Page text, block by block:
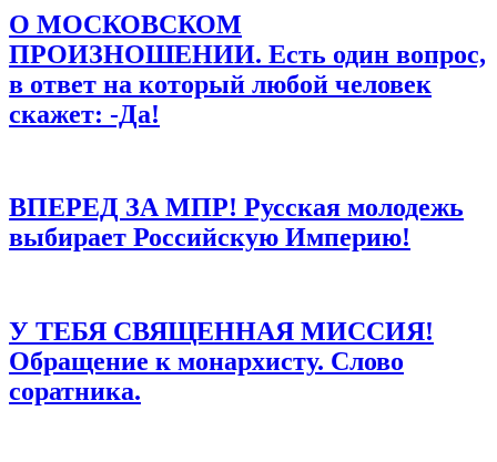
Сайт
Сохранить моё имя, email и адрес сайта в этом браузере для
последующих моих комментариев.
О МОСКОВСКОМ
ПРОИЗНОШЕНИИ. Есть один вопрос,
в ответ на который любой человек
скажет: -Да!
ВПЕРЕД ЗА МПР! Русская молодежь
выбирает Российскую Империю!
У ТЕБЯ СВЯЩЕННАЯ МИССИЯ!
Обращение к монархисту. Слово
соратника.